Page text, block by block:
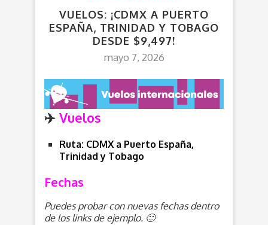
VUELOS: ¡CDMX A PUERTO
ESPAÑA, TRINIDAD Y TOBAGO
DESDE $9,497!
mayo 7, 2026
✈️ Vuelos
Ruta: CDMX a Puerto España,
Trinidad y Tobago
Fechas
Puedes probar con nuevas fechas dentro
de los links de ejemplo. 🙂